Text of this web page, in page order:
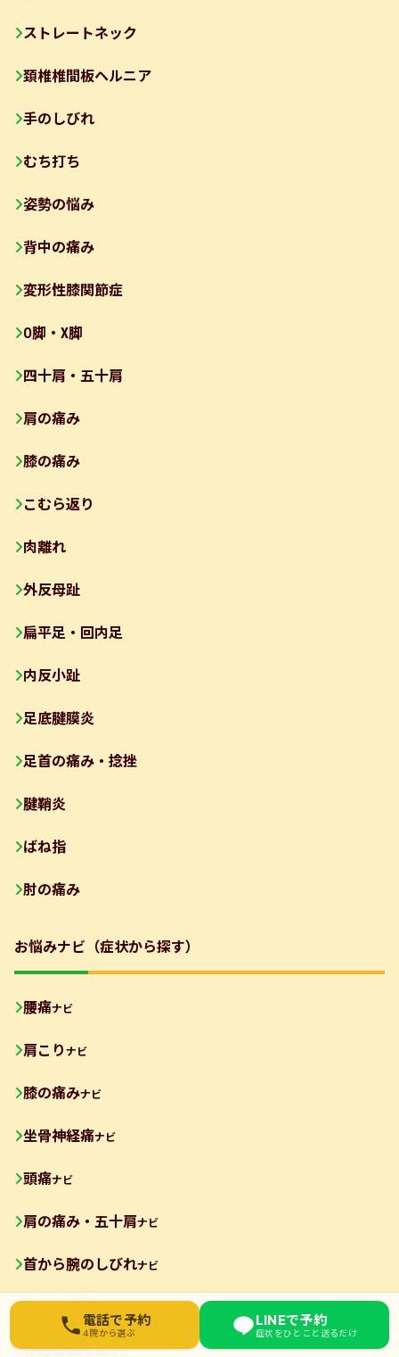
ストレートネック
頚椎椎間板ヘルニア
手のしびれ
むち打ち
姿勢の悩み
背中の痛み
変形性膝関節症
O脚・X脚
四十肩・五十肩
肩の痛み
膝の痛み
こむら返り
肉離れ
外反母趾
扁平足・回内足
内反小趾
足底腱膜炎
足首の痛み・捻挫
腱鞘炎
ばね指
肘の痛み
お悩みナビ（症状から探す）
腰痛ナビ
肩こり ナビ
膝の痛みナビ
坐骨神経痛ナビ
頭痛ナビ
肩の痛み・五十肩ナビ
首から腕のしびれナビ
脊柱管狭窄症ナビ
お近くの院を選んでください
東武練馬院 03-6912-3076
電話で予約
4院から選ぶ
LINEで予約
症状をひとこと送るだけ